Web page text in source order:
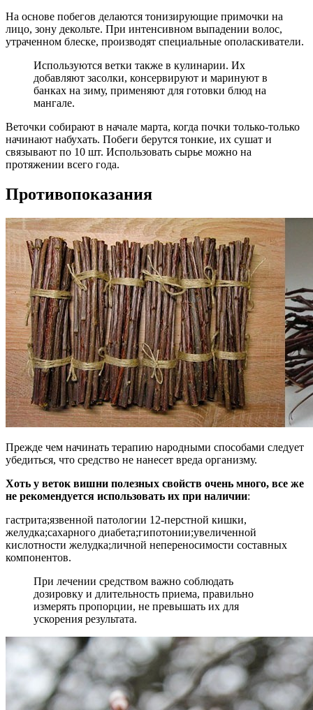
На основе побегов делаются тонизирующие примочки на
лицо, зону декольте. При интенсивном выпадении волос,
утраченном блеске, производят специальные ополаскиватели.
Используются ветки также в кулинарии. Их
добавляют засолки, консервируют и маринуют в
банках на зиму, применяют для готовки блюд на
мангале.
Веточки собирают в начале марта, когда почки только-только
начинают набухать. Побеги берутся тонкие, их сушат и
связывают по 10 шт. Использовать сырье можно на
протяжении всего года.
Противопоказания
Прежде чем начинать терапию народными способами следует
убедиться, что средство не нанесет вреда организму.
Хоть у веток вишни полезных свойств очень много, все же
не рекомендуется использовать их при наличии:
гастрита;язвенной патологии 12-перстной кишки,
желудка;сахарного диабета;гипотонии;увеличенной
кислотности желудка;личной непереносимости составных
компонентов.
При лечении средством важно соблюдать
дозировку и длительность приема, правильно
измерять пропорции, не превышать их для
ускорения результата.